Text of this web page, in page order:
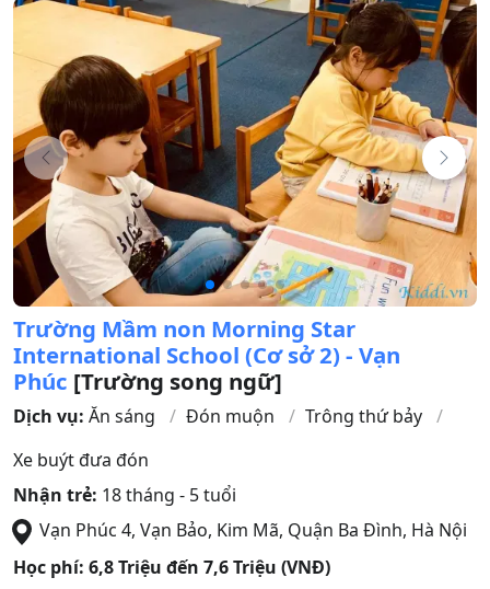
Trường Mầm non Morning Star
International School (Cơ sở 2) - Vạn
Phúc [Trường song ngữ]
Dịch vụ: Ăn sáng Đón muộn
Trông thứ bảy
Xe buýt đưa đón
Nhận trẻ: 18 tháng - 5 tuổi
Vạn Phúc 4, Vạn Bảo, Kim Mã, Quận Ba Đình, Hà Nội
Học phí: 6,8 Triệu đến 7,6 Triệu (VNĐ)